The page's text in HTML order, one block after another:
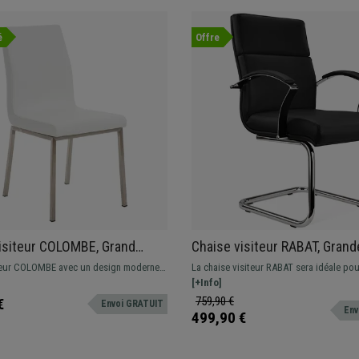
COLOMBE, Grand
Revêtement en Cuir,
COLOMBE avec un design moderne
grâce à son rembourrage épais.
des matériaux de qualité, tels que
acier inoxydable.
Envoi GRATUIT
Offre
Chaise visiteur RABAT,
et Design, en Cuir, Noir
La chaise visiteur RABAT sera idéale
votre bureau, salle d'attente ou de
élégance. Qualité et confort seront au
[+Info]
759,90 €
499,90 €